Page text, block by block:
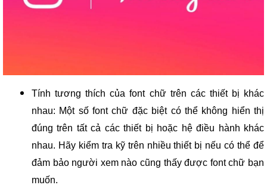
Tính tương thích của font chữ trên các thiết bị khác
nhau: Một số font chữ đặc biệt có thể không hiển thị
đúng trên tất cả các thiết bị hoặc hệ điều hành khác
nhau. Hãy kiểm tra kỹ trên nhiều thiết bị nếu có thể để
đảm bảo người xem nào cũng thấy được font chữ bạn
muốn.